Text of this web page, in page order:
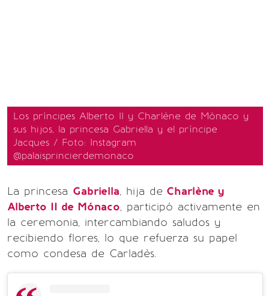
Los príncipes Alberto II y Charlène de Mónaco y
sus hijos, la princesa Gabriella y el príncipe
Jacques / Foto: Instagram
@palaisprincierdemonaco
La princesa Gabriella, hija de Charlène y
Alberto II de Mónaco, participó activamente en
la ceremonia, intercambiando saludos y
recibiendo flores, lo que refuerza su papel
como condesa de Carladès.